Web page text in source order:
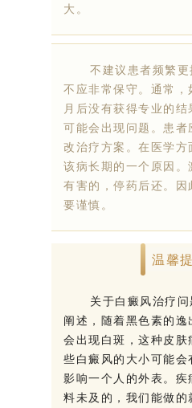
大。
不建议患者频繁更
不应非常保守。通常，
月后没有获得专业的
可能会出现问题。患者
改治疗方案。在医学方
该病长期的一个原因。
有害的，停药后还。因
要谨慎。
温馨
关于白癜风治疗问
阐述，随着黑色素的逸
会出现白斑，这种皮肤
些白癜风的大小可能会
影响一个人的外表。疾
料未及的，我们能做的